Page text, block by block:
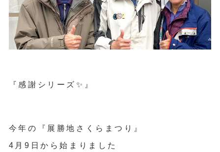
『感謝シリーズ✨』
今年の『展勝地さくらまつり』
4月9日から始まりました